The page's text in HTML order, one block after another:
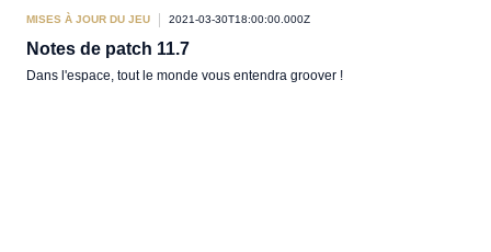
MISES À JOUR DU JEU 2021-03-30T18:00:00.000Z
Notes de patch 11.7
Dans l'espace, tout le monde vous entendra groover !